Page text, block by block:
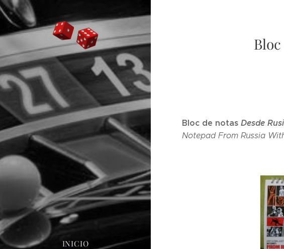
INICIO
Bloc
Bloc de notas Desde
Notepad From Russia